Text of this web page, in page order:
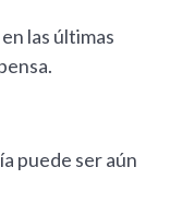
las últimas
puede ser aún